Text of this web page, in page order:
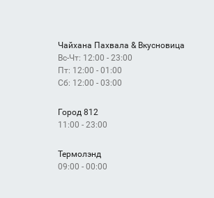
Чайхана Пахвала & Вкусновица
Вс-Чт: 12:00 - 23:00
Пт: 12:00 - 01:00
Сб: 12:00 - 03:00
Город 812
11:00 - 23:00
Термолэнд
09:00 - 00:00